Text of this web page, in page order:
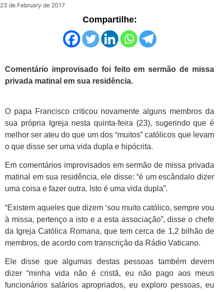
23 de February de 2017
Compartilhe:
Comentário improvisado foi feito em sermão de missa
privada matinal em sua residência.
O papa Francisco criticou novamente alguns membros da
sua própria Igreja nesta quinta-feira (23), sugerindo que é
melhor ser ateu do que um dos “muitos” católicos que levam
o que disse ser uma vida dupla e hipócrita.
Em comentários improvisados em sermão de missa privada
matinal em sua residência, ele disse: “é um escândalo dizer
uma coisa e fazer outra. Isto é uma vida dupla”.
“Existem aqueles que dizem ‘sou muito católico, sempre vou
à missa, pertenço a isto e a esta associação”, disse o chefe
da Igreja Católica Romana, que tem cerca de 1,2 bilhão de
membros, de acordo com transcrição da Rádio Vaticano.
Ele disse que algumas destas pessoas também devem
dizer “minha vida não é cristã, eu não pago aos meus
funcionários salários apropriados, eu exploro pessoas, eu